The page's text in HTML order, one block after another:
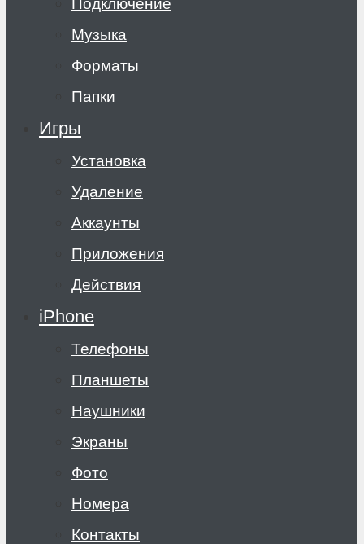
Подключение
Музыка
Форматы
Папки
Игры
Установка
Удаление
Аккаунты
Приложения
Действия
iPhone
Телефоны
Планшеты
Наушники
Экраны
Фото
Номера
Контакты